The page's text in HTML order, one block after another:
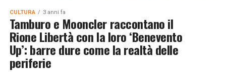
CULTURA 3 anni fa
Tamburo e Mooncler raccontano il
Rione Libertà con la loro ‘Benevento
Up’: barre dure come la realtà delle
periferie